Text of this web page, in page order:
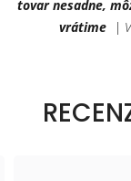
tovar nesadne,
vrátime
|